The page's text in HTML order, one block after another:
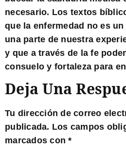
necesario. Los textos
que la enfermedad no es
una parte de nuestra
y que a través de la fe
consuelo y fortaleza para
Deja Una
Tu dirección de correo
publicada. Los campos
marcados con*